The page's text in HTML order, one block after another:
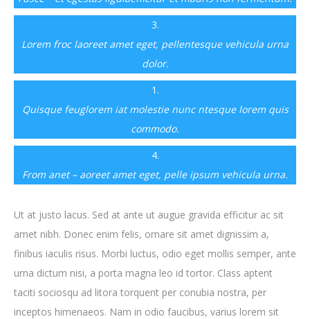
3.
Lorem froc laoreet amet eget, pellentesque vehicula urna
dolor.
1.
Quisque feuglorem iat molestie nunc ntesque lorem quis
commodo.
4.
From anet – aoreet amet eget, pelle ipsum vehicula urna.
Ut at justo lacus. Sed at ante ut augue gravida efficitur ac sit
amet nibh. Donec enim felis, ornare sit amet dignissim a,
finibus iaculis risus. Morbi luctus, odio eget mollis semper, ante
urna dictum nisi, a porta magna leo id tortor. Class aptent
taciti sociosqu ad litora torquent per conubia nostra, per
inceptos himenaeos. Nam in odio faucibus, varius lorem sit